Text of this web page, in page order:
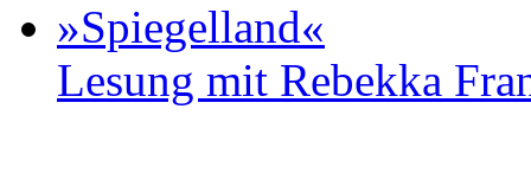
»Spiegelland«
Lesung mit Rebekka